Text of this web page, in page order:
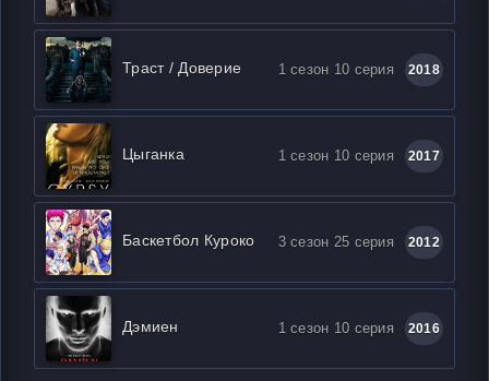
Траст / Доверие 1 сезон 10 серия 2018
Цыганка 1 сезон 10 серия 2017
Баскетбол Куроко 3 сезон 25 серия 2012
Дэмиен 1 сезон 10 серия 2016